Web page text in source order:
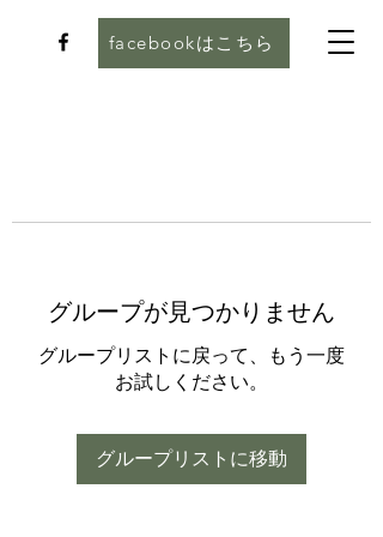
facebookはこちら
グループが見つかりません
グループリストに戻って、もう一度
お試しください。
グループリストに移動